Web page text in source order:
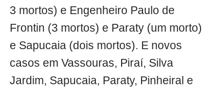
3 mortos) e Engenheiro Paulo de
Frontin (3 mortos) e Paraty (um morto)
e Sapucaia (dois mortos). E novos
casos em Vassouras, Piraí, Silva
Jardim, Sapucaia, Paraty, Pinheiral e